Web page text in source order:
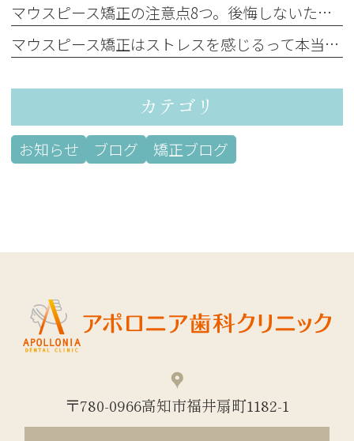
マウスピース矯正の注意点8つ。後悔しないために知っておくべきポイントを紹介
マウスピース矯正はストレスを感じるって本当？ストレスの原因と解消法を解説
カテゴリ
お知らせ ブログ 矯正ブログ
〒780-0966高知市福井扇町1182-1